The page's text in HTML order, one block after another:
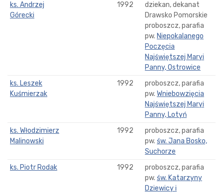
ks. Andrzej
Górecki
1992
dziekan, dekanat
Drawsko Pomorskie
proboszcz, parafia
pw. Niepokalanego
Poczęcia
Najświętszej Maryi
Panny, Ostrowice
ks. Leszek
Kuśmierzak
1992
proboszcz, parafia
pw. Wniebowzięcia
Najświętszej Maryi
Panny, Lotyń
ks. Włodzimierz
Malinowski
1992
proboszcz, parafia
pw. św. Jana Bosko,
Suchorze
ks. Piotr Rodak
1992
proboszcz, parafia
pw. św. Katarzyny
Dziewicy i